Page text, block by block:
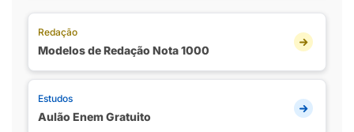
Redação
Modelos de Redação Nota 1000
Estudos
Aulão Enem Gratuito